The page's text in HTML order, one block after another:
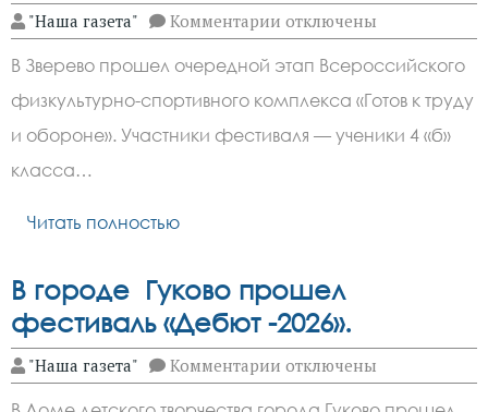
"Наша газета" Комментарии к
записи
Юные
гимназисты
выполнили
нормативы
ГТО
отключены
В Зверево прошел очередной этап Всероссийского
физкультурно-спортивного комплекса «Готов к труду
и обороне». Участники фестиваля — ученики 4 «б»
класса…
Читать полностью
В городе Гуково прошел
фестиваль «Дебют -2026».
"Наша газета" Комментарии к
записи
отключены